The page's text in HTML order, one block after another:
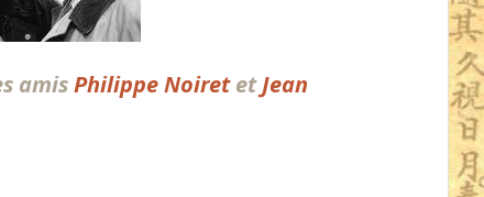
amisPhilippe NoiretetJean